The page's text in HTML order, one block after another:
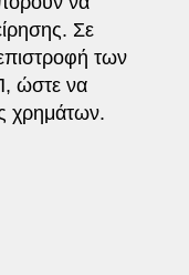
Σε
των
ώστε να
χρημάτων.